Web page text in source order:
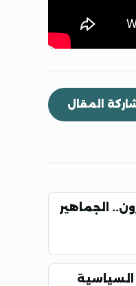
المقال
الجماهير
السياسية